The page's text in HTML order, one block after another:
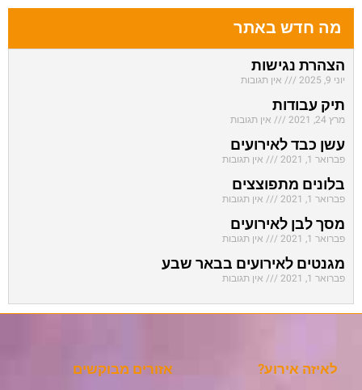
מה חדש באתר
הצהרת נגישות
יוני 9, 2025 אין תגובות
תיק עבודות
מרץ 24, 2021 אין תגובות
עשן כבד לאירועים
פברואר 1, 2021 אין תגובות
בלונים מתפוצצים
פברואר 1, 2021 אין תגובות
מסך לבן לאירועים
פברואר 1, 2021 אין תגובות
מגנטים לאירועים בבאר שבע
פברואר 1, 2021 אין תגובות
לאיזה אירוע? אזורים מבוקשים